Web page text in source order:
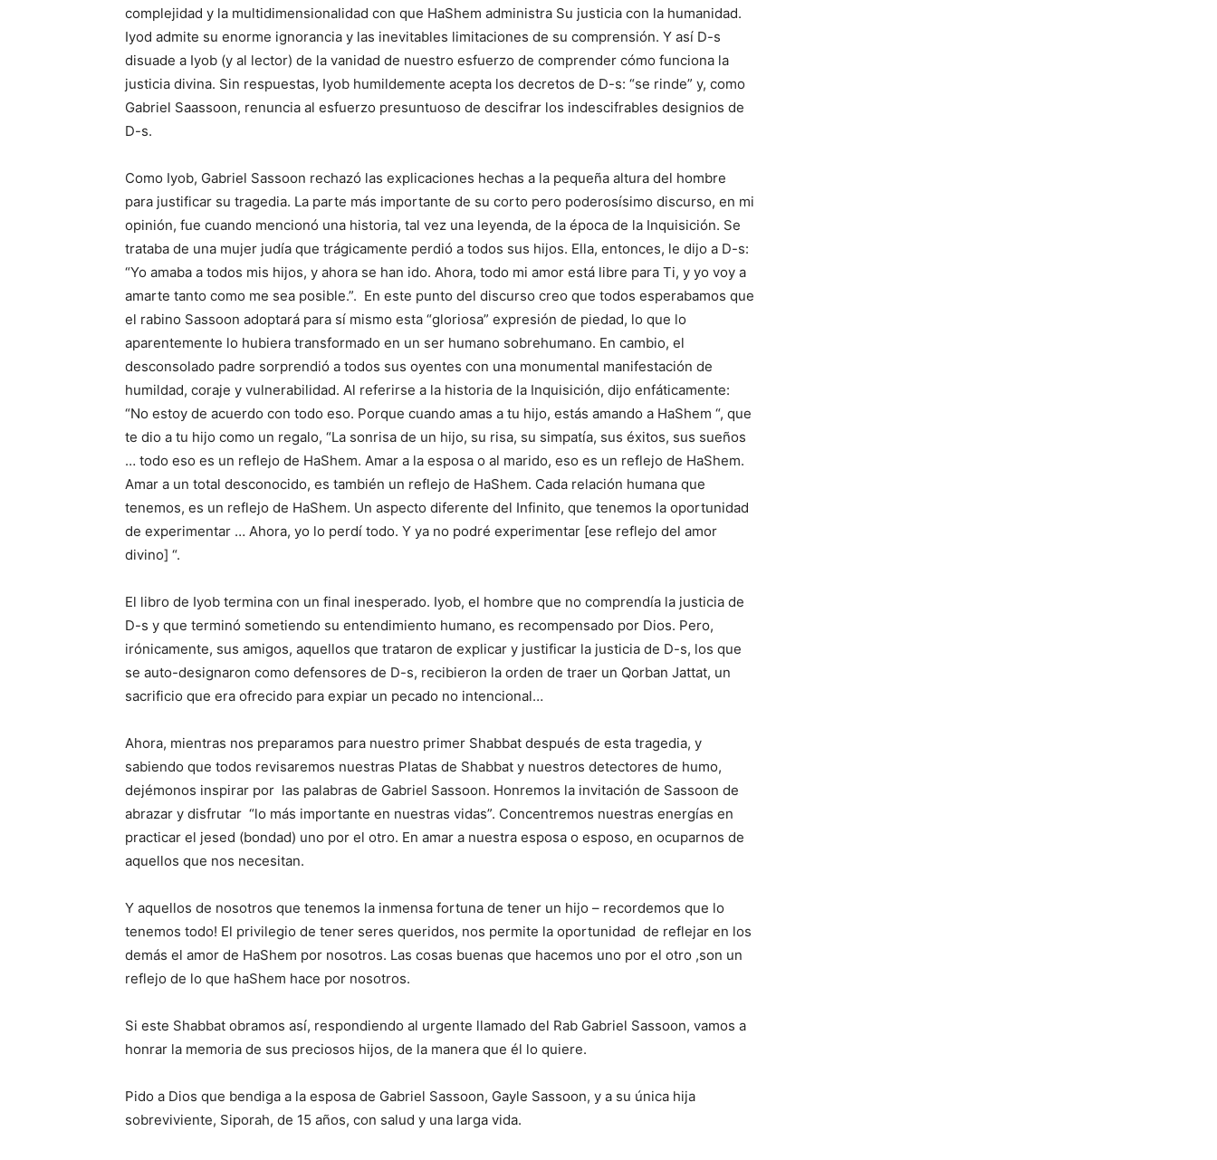
complejidad y la multidimensionalidad con que HaShem administra Su justicia con la humanidad.
Iyod admite su enorme ignorancia y las inevitables limitaciones de su comprensión. Y así D-s
disuade a Iyob (y al lector) de la vanidad de nuestro esfuerzo de comprender cómo funciona la
justicia divina. Sin respuestas, Iyob humildemente acepta los decretos de D-s: “se rinde” y, como
Gabriel Saassoon, renuncia al esfuerzo presuntuoso de descifrar los indescifrables designios de
D-s.
Como Iyob, Gabriel Sassoon rechazó las explicaciones hechas a la pequeña altura del hombre
para justificar su tragedia. La parte más importante de su corto pero poderosísimo discurso, en mi
opinión, fue cuando mencionó una historia, tal vez una leyenda, de la época de la Inquisición. Se
trataba de una mujer judía que trágicamente perdió a todos sus hijos. Ella, entonces, le dijo a D-s:
“Yo amaba a todos mis hijos, y ahora se han ido. Ahora, todo mi amor está libre para Ti, y yo voy a
amarte tanto como me sea posible.”. En este punto del discurso creo que todos esperabamos que
el rabino Sassoon adoptará para sí mismo esta “gloriosa” expresión de piedad, lo que lo
aparentemente lo hubiera transformado en un ser humano sobrehumano. En cambio, el
desconsolado padre sorprendió a todos sus oyentes con una monumental manifestación de
humildad, coraje y vulnerabilidad. Al referirse a la historia de la Inquisición, dijo enfáticamente:
“No estoy de acuerdo con todo eso. Porque cuando amas a tu hijo, estás amando a HaShem “, que
te dio a tu hijo como un regalo, “La sonrisa de un hijo, su risa, su simpatía, sus éxitos, sus sueños
… todo eso es un reflejo de HaShem. Amar a la esposa o al marido, eso es un reflejo de HaShem.
Amar a un total desconocido, es también un reflejo de HaShem. Cada relación humana que
tenemos, es un reflejo de HaShem. Un aspecto diferente del Infinito, que tenemos la oportunidad
de experimentar … Ahora, yo lo perdí todo. Y ya no podré experimentar [ese reflejo del amor
divino] “.
El libro de Iyob termina con un final inesperado. Iyob, el hombre que no comprendía la justicia de
D-s y que terminó sometiendo su entendimiento humano, es recompensado por Dios. Pero,
irónicamente, sus amigos, aquellos que trataron de explicar y justificar la justicia de D-s, los que
se auto-designaron como defensores de D-s, recibieron la orden de traer un Qorban Jattat, un
sacrificio que era ofrecido para expiar un pecado no intencional…
Ahora, mientras nos preparamos para nuestro primer Shabbat después de esta tragedia, y
sabiendo que todos revisaremos nuestras Platas de Shabbat y nuestros detectores de humo,
dejémonos inspirar por las palabras de Gabriel Sassoon. Honremos la invitación de Sassoon de
abrazar y disfrutar “lo más importante en nuestras vidas”. Concentremos nuestras energías en
practicar el jesed (bondad) uno por el otro. En amar a nuestra esposa o esposo, en ocuparnos de
aquellos que nos necesitan.
Y aquellos de nosotros que tenemos la inmensa fortuna de tener un hijo – recordemos que lo
tenemos todo! El privilegio de tener seres queridos, nos permite la oportunidad de reflejar en los
demás el amor de HaShem por nosotros. Las cosas buenas que hacemos uno por el otro ,son un
reflejo de lo que haShem hace por nosotros.
Si este Shabbat obramos así, respondiendo al urgente llamado del Rab Gabriel Sassoon, vamos a
honrar la memoria de sus preciosos hijos, de la manera que él lo quiere.
Pido a Dios que bendiga a la esposa de Gabriel Sassoon, Gayle Sassoon, y a su única hija
sobreviviente, Siporah, de 15 años, con salud y una larga vida.